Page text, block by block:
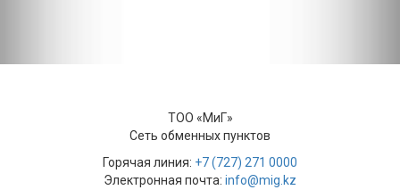
ТОО «МиГ»
Сеть обменных пунктов
Горячая линия: +7 (727) 271 0000
Электронная почта: info@mig.kz